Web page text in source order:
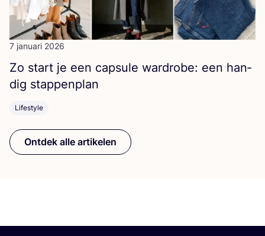
7 januari 2026
Zo start je een cap­su­le ward­ro­be: een han­
dig stappenplan
Lifestyle
Ontdek alle artikelen